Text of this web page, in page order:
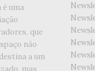
é uma
que
não
a um